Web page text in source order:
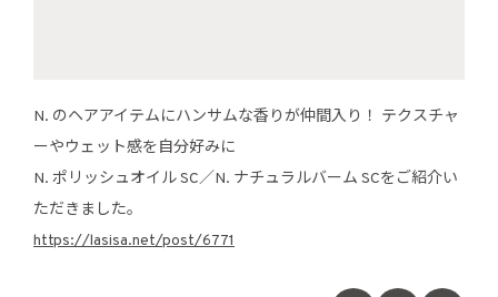
N. のヘアアイテムにハンサムな香りが仲間入り！ テクスチャ
ーやウェット感を自分好みに
N. ポリッシュオイル SC／N. ナチュラルバーム SCをご紹介い
ただきました。
https://lasisa.net/post/6771